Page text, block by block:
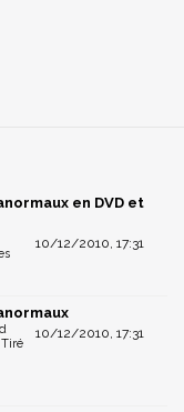
en DVD et
10/12/2010, 17:31
10/12/2010, 17:31